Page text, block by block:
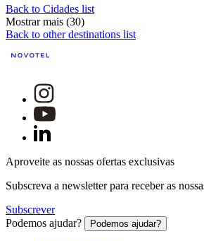
Back to Cidades list
Mostrar mais (30)
Back to other destinations list
Aproveite as nossas ofertas exclusivas
Subscreva a newsletter para receber as
Subscrever
Podemos ajudar?
Podemos ajudar?